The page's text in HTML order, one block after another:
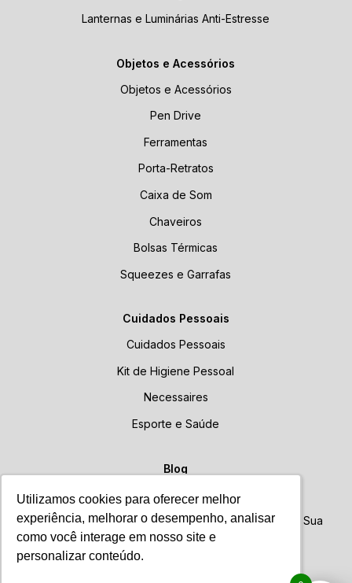
Utilizamos cookies para oferecer melhor
experiência, melhorar o desempenho, analisar
como você interage em nosso site e
personalizar conteúdo.
Utilizamos cookies para oferecer melhor
experiência, melhorar o desempenho, analisar
como você interage em nosso site e
personalizar conteúdo.
Lanternas e Luminárias Anti-Estresse
Objetos e Acessórios
Objetos e Acessórios
Pen Drive
Ferramentas
Porta-Retratos
Caixa de Som
Chaveiros
Bolsas Térmicas
Squeezes e Garrafas
Cuidados Pessoais
Cuidados Pessoais
Kit de Higiene Pessoal
Necessaires
Esporte e Saúde
Blog
Blog
Brindes Personalizados: Como Escolher o Ideal para Sua
Empresa